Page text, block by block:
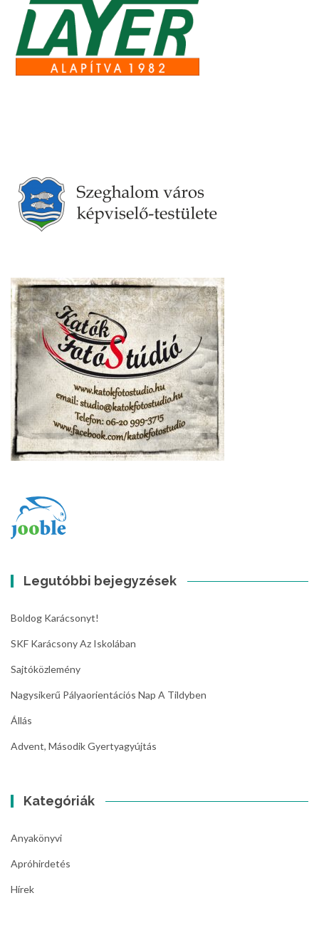
Legutóbbi bejegyzések
Boldog Karácsonyt!
SKF Karácsony Az Iskolában
Sajtóközlemény
Nagysikerű Pályaorientációs Nap A Tildyben
Állás
Advent, Második Gyertyagyújtás
Kategóriák
Anyakönyvi
Apróhirdetés
Hírek